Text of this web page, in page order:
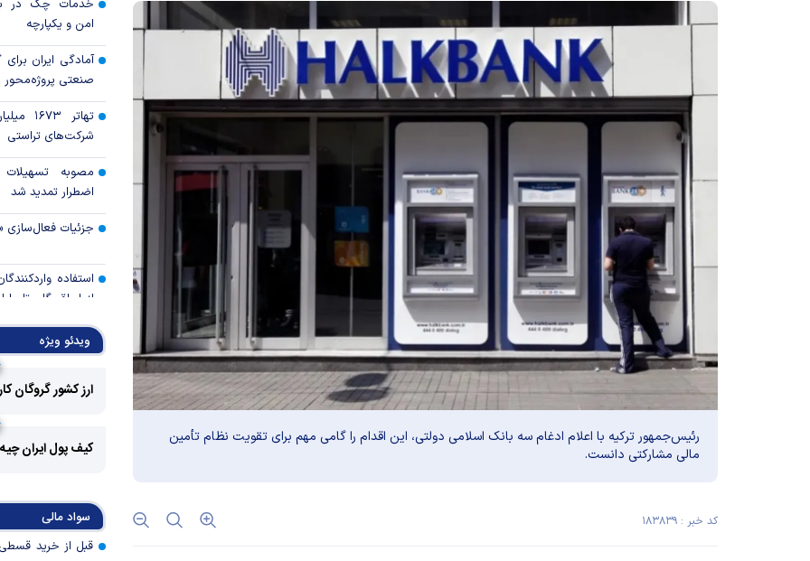
رئیس‌جمهور ترکیه با اعلام ادغام سه بانک اسلامی دولتی، این اقدام را گامی مهم برای تقویت نظام تأمین
مالی مشارکتی دانست.
کد خبر : ۱۸۳۸۳۹
خدمات چک در
امن و یکپارچه
آمادگی ایران
صنعتی
تهاتر
شرکت‌های تراستی
مصوبه
اضطرار تمدید شد
جزئیات فعال‌سازی
استفاده
رالی وال‌استریت،
جهان با
پروژه‌ها در اولویت
اولویت‌های
اقتصاد جنگی
ویدئو ویژه
ارز کشور گروگان
کیف پول ایران
سواد مالی